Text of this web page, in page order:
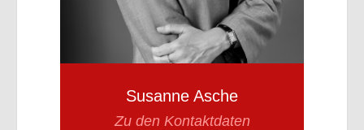
Susanne Asche
Zu den Kontaktdaten